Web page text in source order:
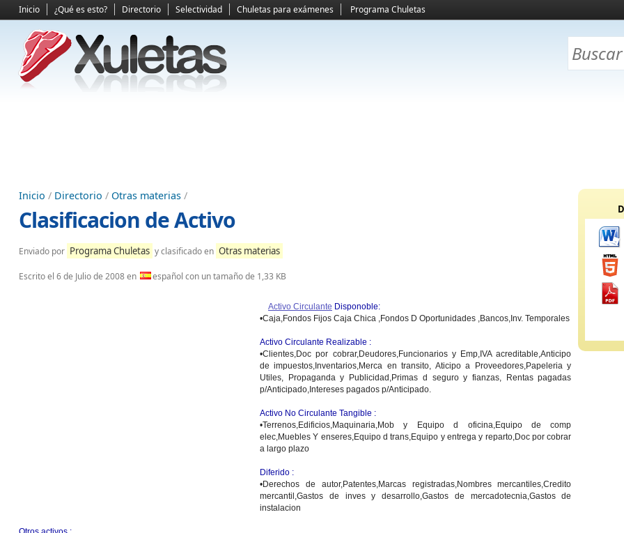
Inicio ¿Qué es esto? Directorio Selectividad Chuletas para exámenes Programa Chuletas
Inicio / Directorio / Otras materias /
Clasificacion de Activo
Enviado por Programa Chuletas y clasificado en Otras materias
Escrito el 6 de Julio de 2008en español con un tamaño de 1,33 KB
Activo Circulante Disponoble:
•Caja,Fondos Fijos Caja Chica ,Fondos D Oportunidades ,Bancos,Inv. Temporales
Activo Circulante Realizable :
•Clientes,Doc por cobrar,Deudores,Funcionarios y Emp,IVA acreditable,Anticipo
de impuestos,Inventarios,Merca en transito, Aticipo a Proveedores,Papeleria y
Utiles, Propaganda y Publicidad,Primas d seguro y fianzas, Rentas pagadas
p/Anticipado,Intereses pagados p/Anticipado.
Activo No Circulante Tangible :
•Terrenos,Edificios,Maquinaria,Mob y Equipo d oficina,Equipo de comp
elec,Muebles Y enseres,Equipo d trans,Equipo y entrega y reparto,Doc por cobrar
a largo plazo
Diferido :
•Derechos de autor,Patentes,Marcas registradas,Nombres mercantiles,Credito
mercantil,Gastos de inves y desarrollo,Gastos de mercadotecnia,Gastos de
instalacion